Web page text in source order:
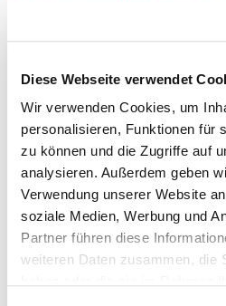
Diese Webseite verwendet
Wir verwenden Cookies, um
personalisieren, Funktionen für
zu können und die Zugriffe auf
analysieren. Außerdem geben
Verwendung unserer Website
soziale Medien, Werbung und
Partner führen diese
weiteren Daten zusammen, die